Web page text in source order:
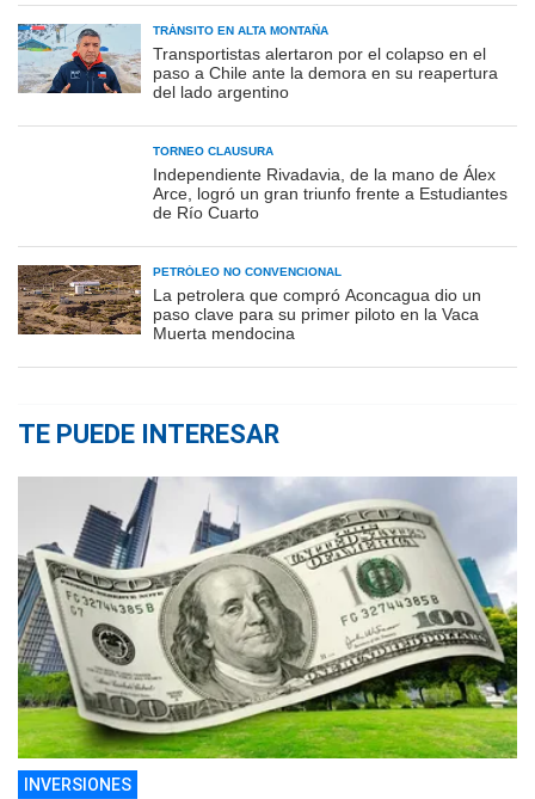
TRÁNSITO EN ALTA MONTAÑA
Transportistas alertaron por el colapso en el
paso a Chile ante la demora en su reapertura
del lado argentino
TORNEO CLAUSURA
Independiente Rivadavia, de la mano de Álex
Arce, logró un gran triunfo frente a Estudiantes
de Río Cuarto
PETRÓLEO NO CONVENCIONAL
La petrolera que compró Aconcagua dio un
paso clave para su primer piloto en la Vaca
Muerta mendocina
TE PUEDE INTERESAR
INVERSIONES